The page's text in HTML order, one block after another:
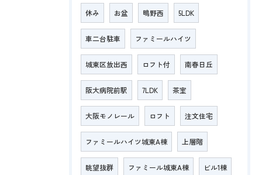
休み お盆 鴫野西 5LDK
車二台駐車 ファミールハイツ
城東区放出西 ロフト付 南春日丘
阪大病院前駅 7LDK 茶室
大阪モノレール ロフト 注文住宅
ファミールハイツ城東A棟 上層階
眺望抜群 ファミール城東A棟 ビル1棟